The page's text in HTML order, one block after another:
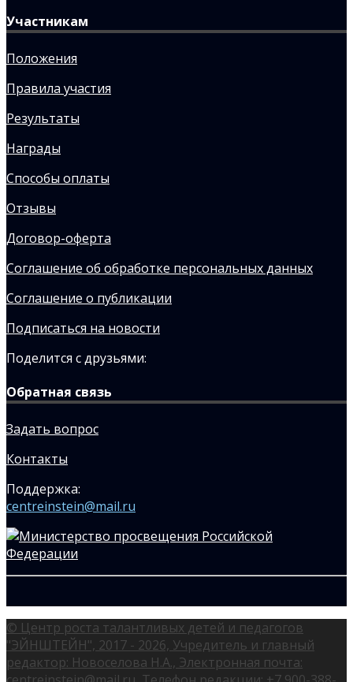
Участникам
Положения
Правила участия
Результаты
Награды
Способы оплаты
Отзывы
Договор-оферта
Соглашение об обработке персональных данных
Соглашение о публикации
Подписаться на новости
Поделится с друзьями:
Обратная связь
Задать вопрос
Контакты
Поддержка:
centreinstein@mail.ru
© Центр роста талантливых детей и педагогов
"ЭЙНШТЕЙН", 2017 - 2026, Учредитель и главный
редактор: Новоселова Н.А., Электронная почта: